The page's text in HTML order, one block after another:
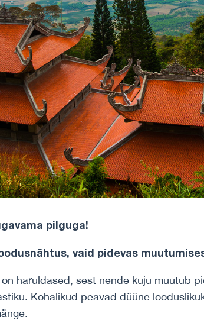
pilguga!
vaid pidevas
haruldased, sest nende kuju muutub
Kohalikud peavad düüne